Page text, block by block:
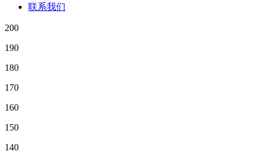
联系我们
200
190
180
170
160
150
140